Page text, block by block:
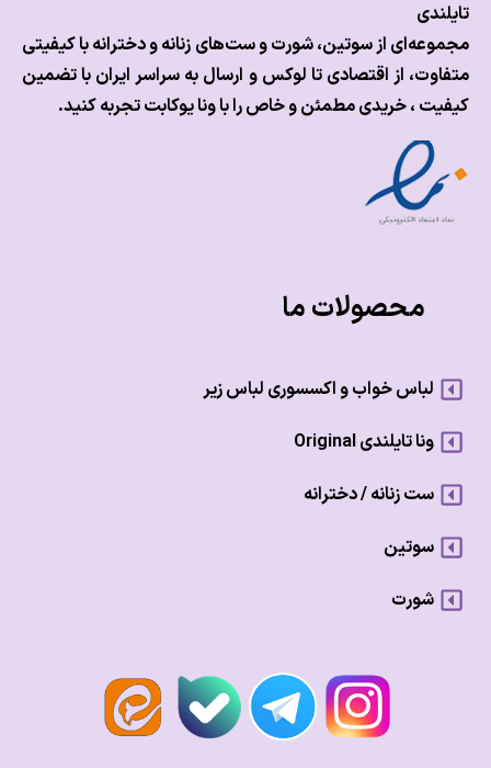
از سوتین، شورت و ست‌های زنانه و دخترانه با کیفیتی
از اقتصادی تا لوکس وارسال به سراسر ایران با تضمین
، خریدی مطمئن و خاص را با ونا یوکابت تجربه کنید.
محصولات ما
لباس خواب و اکسسوری لباس زیر
ونا تایلندی Original
ست زنانه / دخترانه
سوتین
شورت